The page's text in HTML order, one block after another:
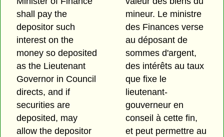
shall pay the
depositor such
interest on the
money so deposited
as the Lieutenant
Governor in Council
directs, and if
securities are
deposited, may
allow the depositor
mineur. Le ministre
des Finances verse
au déposant de
sommes d'argent,
des intérêts au taux
que fixe le
lieutenant-
gouverneur en
conseil à cette fin,
et peut permettre au